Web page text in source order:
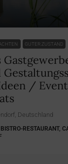
GUTER ZUSTAND
/
Deutschland
RESTAURANT,